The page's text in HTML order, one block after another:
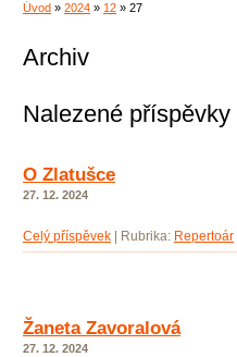
Úvod » 2024 » 12 » 27
Archiv
Nalezené příspěvky
O Zlatušce
27. 12. 2024
Celý příspěvek Rubrika: Repertoár
Žaneta Zavoralová
27. 12. 2024